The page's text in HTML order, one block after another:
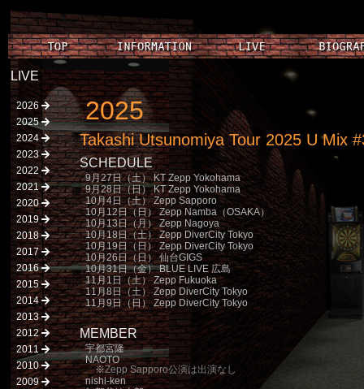
LIVE
2026
2025
2024
2023
2022
2021
2020
2019
2018
2017
2016
2015
2014
2013
2012
2011
2010
2009
2025
Takashi Utsunomiya Tour 2025 U Mix
SCHEDULE
9月27日（土） KT Zepp Yokohama
9月28日（日） KT Zepp Yokohama
10月4日（土） Zepp Sapporo
10月12日（日） Zepp Namba（OSAKA）
10月13日（月） Zepp Nagoya
10月18日（土） Zepp DiverCity Tokyo
10月19日（日） Zepp DiverCity Tokyo
10月26日（日） 仙台GIGS
10月31日（金） BLUE LIVE 広島
11月1日（土） Zepp Fukuoka
11月8日（土） Zepp DiverCity Tokyo
11月9日（日） Zepp DiverCity Tokyo
MEMBER
宇都宮隆
NAOTO
※Zepp Sapporo公演は出演なし
nishi-ken